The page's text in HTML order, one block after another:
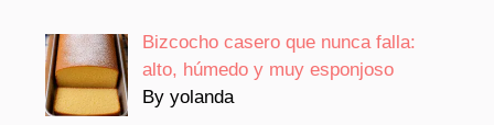
Bizcocho casero que nunca falla:
alto, húmedo y muy esponjoso
By yolanda